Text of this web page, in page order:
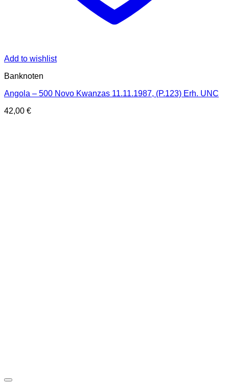
Add to wishlist
Banknoten
Angola – 500 Novo Kwanzas 11.11.1987, (P.123) Erh. UNC
42,00 €